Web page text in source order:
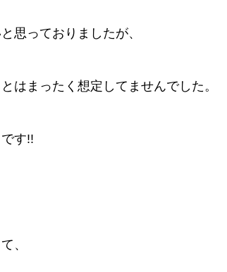
思っておりましたが、
はまったく想定してませんでした。
す!!
、